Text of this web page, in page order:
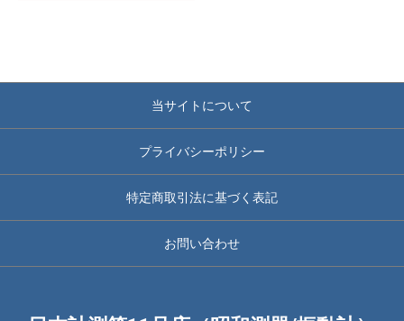
当サイトについて
プライバシーポリシー
特定商取引法に基づく表記
お問い合わせ